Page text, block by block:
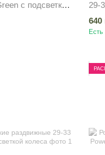
с подсветкой
29-
640
Есть